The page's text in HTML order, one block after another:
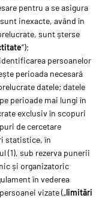
pentru a se asigura
inexacte, având în
sunt șterse
”);
persoanelor
perioada necesară
datele; datele
perioade mai lungi în
exclusiv în scopuri
de cercetare
statistice, în
(1), sub rezerva punerii
și organizatoric
în vederea
vizate („limitări